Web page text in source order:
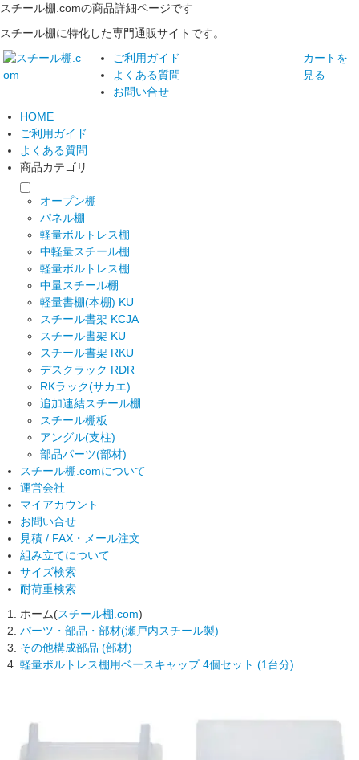
スチール棚.comの商品詳細ページです
スチール棚に特化した専門通販サイトです。
ご利用ガイド
よくある質問
お問い合せ
カートを
見る
HOME
ご利用ガイド
よくある質問
商品カテゴリ
オープン棚
パネル棚
軽量ボルトレス棚
中軽量スチール棚
軽量ボルトレス棚
中量スチール棚
軽量書棚(本棚) KU
スチール書架 KCJA
スチール書架 KU
スチール書架 RKU
デスクラック RDR
RKラック(サカエ)
追加連結スチール棚
スチール棚板
アングル(支柱)
部品パーツ(部材)
スチール棚.comについて
運営会社
マイアカウント
お問い合せ
見積 / FAX・メール注文
組み立てについて
サイズ検索
耐荷重検索
ホーム(スチール棚.com)
パーツ・部品・部材(瀬戸内スチール製)
その他構成部品 (部材)
軽量ボルトレス棚用ベースキャップ 4個セット (1台分)